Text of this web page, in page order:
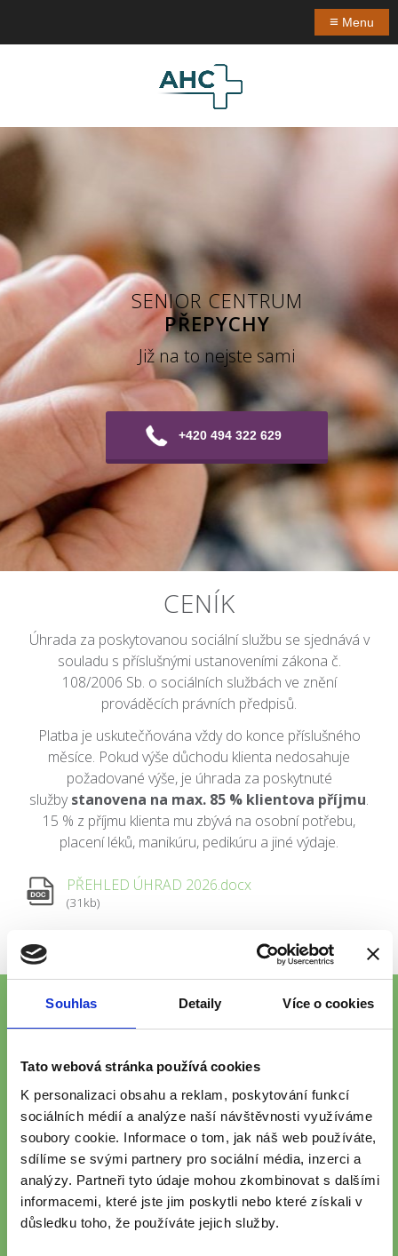
Souhlas Detaily Více o cookies
Tato webová stránka používá cookies
K personalizaci obsahu a reklam, poskytování funkcí
sociálních médií a analýze naší návštěvnosti využíváme
soubory cookie. Informace o tom, jak náš web používáte,
sdílíme se svými partnery pro sociální média, inzerci a
analýzy. Partneři tyto údaje mohou zkombinovat s dalšími
informacemi, které jste jim poskytli nebo které získali v
důsledku toho, že používáte jejich služby.
≡ Menu
CENÍK
Úhrada za poskytovanou sociální službu se sjednává v
souladu s příslušnými ustanoveními zákona č.
108/2006 Sb. o sociálních službách ve znění
prováděcích právních předpisů.
Platba je uskutečňována vždy do konce příslušného
měsíce. Pokud výše důchodu klienta nedosahuje
požadované výše, je úhrada za poskytnuté
službystanovena na max. 85 % klientova příjmu.
15 % z příjmu klienta mu zbývá na osobní potřebu,
placení léků, manikúru, pedikúru a jiné výdaje.
PŘEHLED ÚHRAD 2026.docx
(31kb)
SENIOR CENTRUM
PŘEPYCHY
Již na to nejste sami
+420 494 322 629
ZAJIŠŤUJEME PÉČI I V DALŠÍCH
LOKALITÁCH
Prohlédněte si všechna naše zařízení.